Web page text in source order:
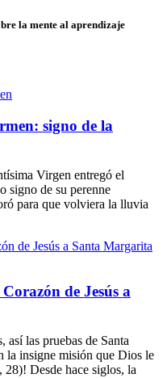
la mente al aprendizaje
signo de la
Virgen entregó el
signo de su perenne
para que volviera la lluvia
de Jesús a
así las pruebas de Santa
la insigne misión que Dios le
28)! Desde hace siglos, la